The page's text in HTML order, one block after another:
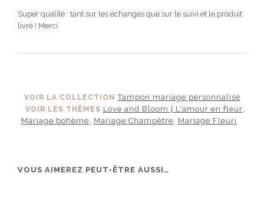
Super qualité : tant sur les échanges que sur le suivi et le produit
livré ! Merci
VOIR LA COLLECTIONTampon mariage personnalisé
VOIR LES THÈMES Love and Bloom | L'amour en fleur,
Mariage bohème, Mariage Champêtre, Mariage Fleuri
VOUS AIMEREZ PEUT-ÊTRE AUSSI…